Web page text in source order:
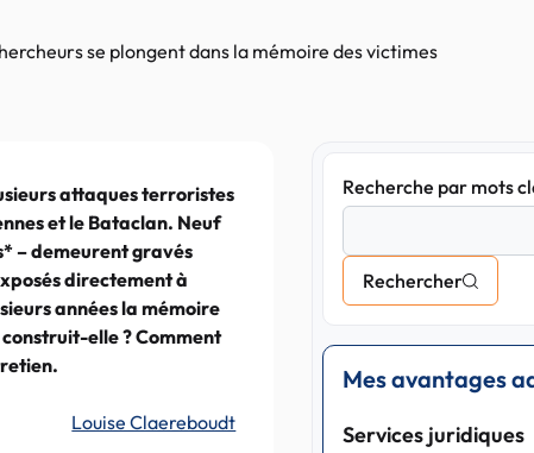
se plongent dans la mémoire des victimes
attaques terroristes
et le Bataclan. Neuf
– demeurent gravés
directement à
années la mémoire
elle ? Comment
Louise Claereboudt
Recherche par mots
Rechercher
Mes avantages
Services juridiques